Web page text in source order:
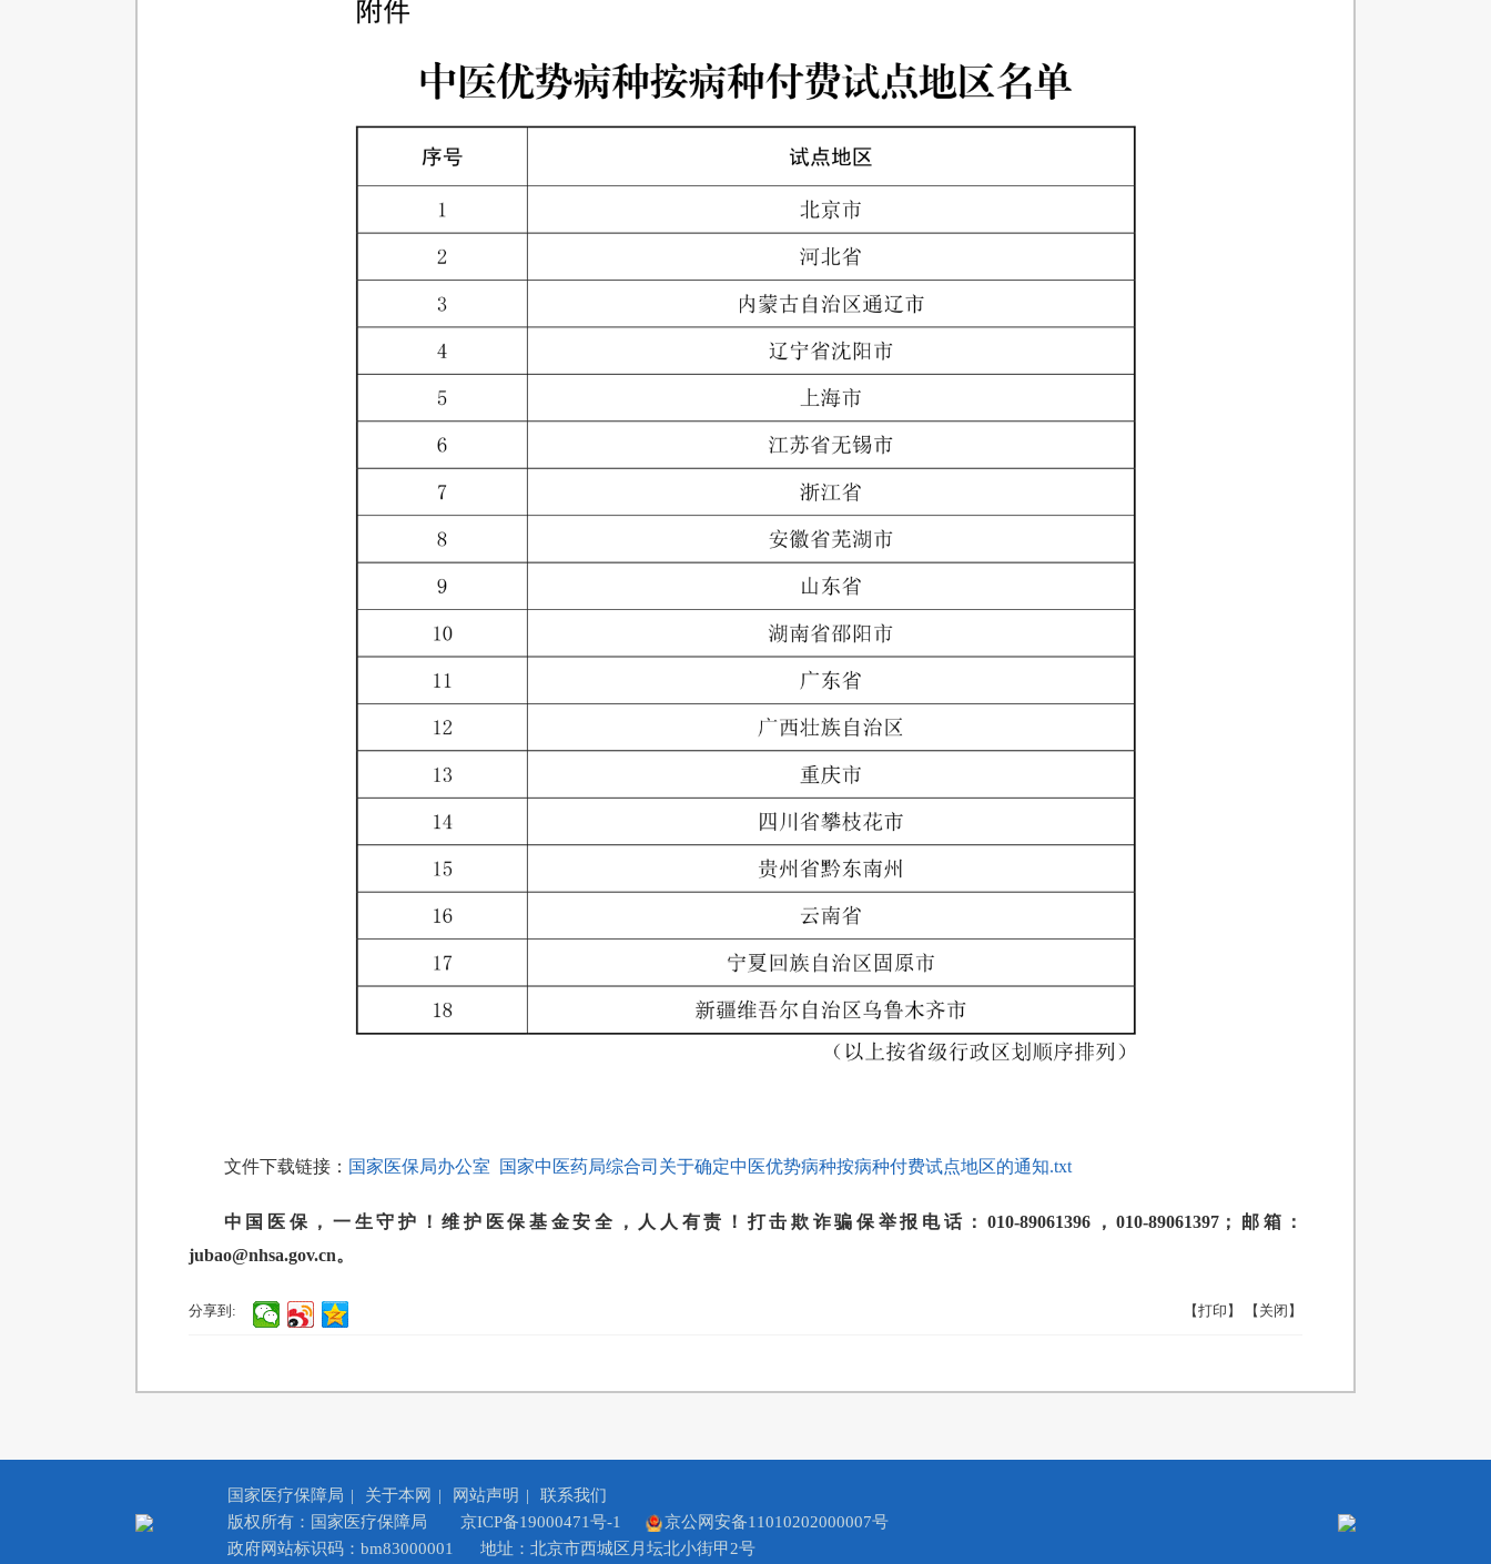
文件下载链接： 国家医保局办公室 国家中医药局综合司关于确定中医优势病种按病种付费试点地区的通知.txt
中国医保，一生守护！维护医保基金安全，人人有责！打击欺诈骗保举报电话：010-89061396，010-89061397；邮箱：
jubao@nhsa.gov.cn。
分享到: 【打印】 【关闭】
国家医疗保障局 | 关于本网 | 网站声明 |
联系我们
版权所有：国家医疗保障局
京ICP备19000471号-1
京公网安备11010202000007号
政府网站标识码：bm83000001
地址：北京市西城区月坛北小街甲2号